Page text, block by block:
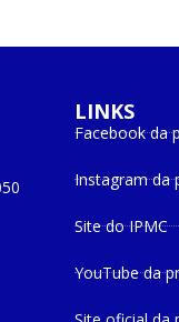
LINKS
Facebook da
Instagram da
Site do IPMC
YouTube da